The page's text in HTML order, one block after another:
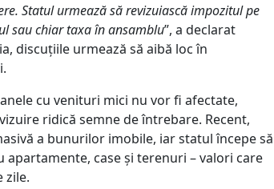
Statul urmează să revizuiască impozitul pe
sau chiar taxa în ansamblu”, a declarat
discuțiile urmează să aibă loc în
cu venituri mici nu vor fi afectate,
ridică semne de întrebare. Recent,
a bunurilor imobile, iar statul începe să
case și terenuri – valori care
zile.